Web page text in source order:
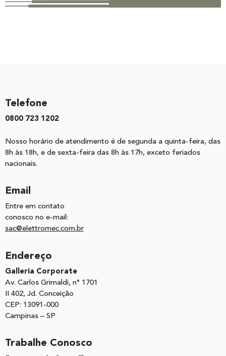
Telefone
0800 723 1202
Nosso horário de atendimento é de segunda a quinta-feira, das
8h às 18h, e de sexta-feira das 8h às 17h, exceto feriados
nacionais.
Email
Entre em contato
conosco no e-mail:
sac@elettromec.com.br
Endereço
Galleria Corporate
Av. Carlos Grimaldi, n° 1701
II 402, Jd. Conceição
CEP: 13091-000
Campinas – SP
Trabalhe Conosco